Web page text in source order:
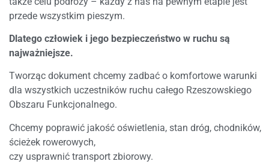
przede wszystkim pieszym.
Dlatego człowiek i jego bezpieczeństwo w ruchu są
najważniejsze.
Tworząc dokument chcemy zadbać o komfortowe warunki
dla wszystkich uczestników ruchu całego Rzeszowskiego
Obszaru Funkcjonalnego.
Chcemy poprawić jakość oświetlenia, stan dróg, chodników,
ścieżek rowerowych,
czy usprawnić transport zbiorowy.